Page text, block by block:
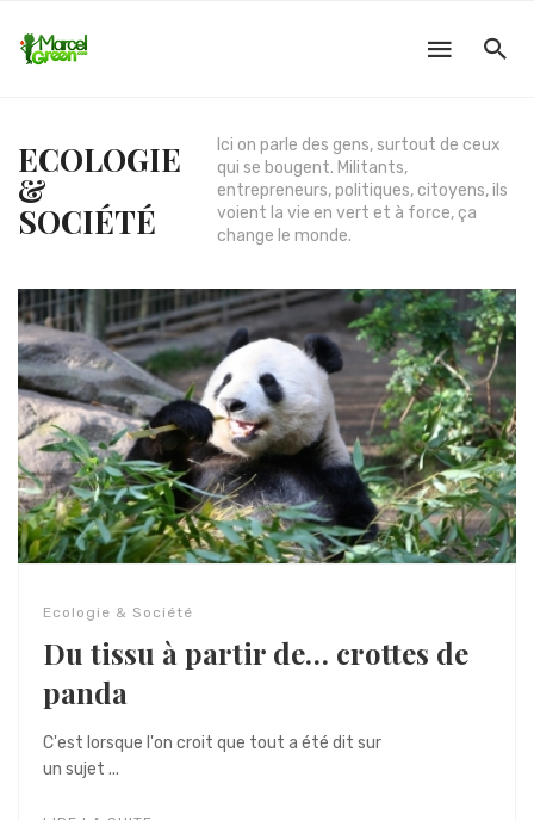
ECOLOGIE
&
SOCIÉTÉ
Ici on parle des gens, surtout de ceux
qui se bougent. Militants,
entrepreneurs, politiques, citoyens, ils
voient la vie en vert et à force, ça
change le monde.
Ecologie & Société
Du tissu à partir de… crottes de
panda
C'est lorsque l'on croit que tout a été dit sur
un sujet ...